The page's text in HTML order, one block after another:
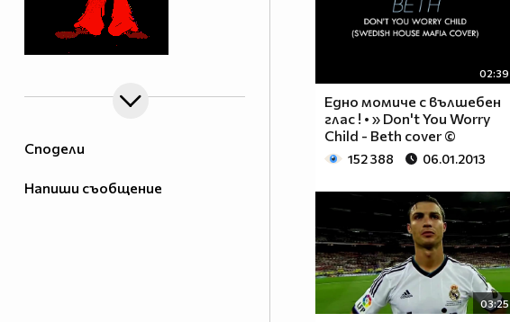
Сподели
Напиши съобщение
02:39
Едно момиче с вълшебен
глас ! • » Don't You Worry
Child - Beth cover ©
152 388 06.01.2013
03:25